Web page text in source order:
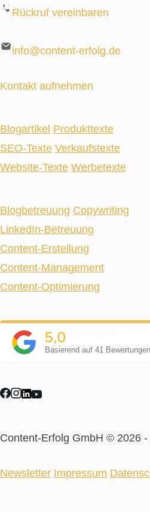
Rückruf vereinbaren
info@content-erfolg.de
Kontakt aufnehmen
Blogartikel Produkttexte
SEO-Texte Verkaufstexte
Website-Texte Werbetexte
Blogbetreuung Copywriting
LinkedIn-Betreuung
Content-Erstellung
Content-Management
Content-Optimierung
5,0
Basierend auf 41 Bewertungen
Content-Erfolg GmbH © 2026
Newsletter Impressum